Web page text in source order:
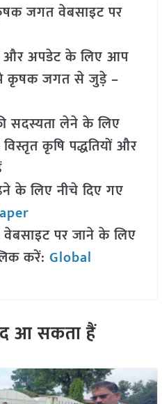
जगत वेबसाइट पर
और अपडेट के लिए आप
कृषक जगत से जुड़े –
सदस्यता लेने के लिए
कृषि पद्धतियों और
के लिए नीचे दिए गए
पर जाने के लिए
करें: Global
आ सकता हैं